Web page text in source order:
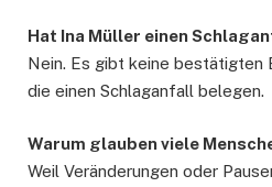
Hat Ina Müller einen
Nein. Es gibt keine bestätigten
die einen Schlaganfall belegen.
Warum glauben viele
Weil Veränderungen oder